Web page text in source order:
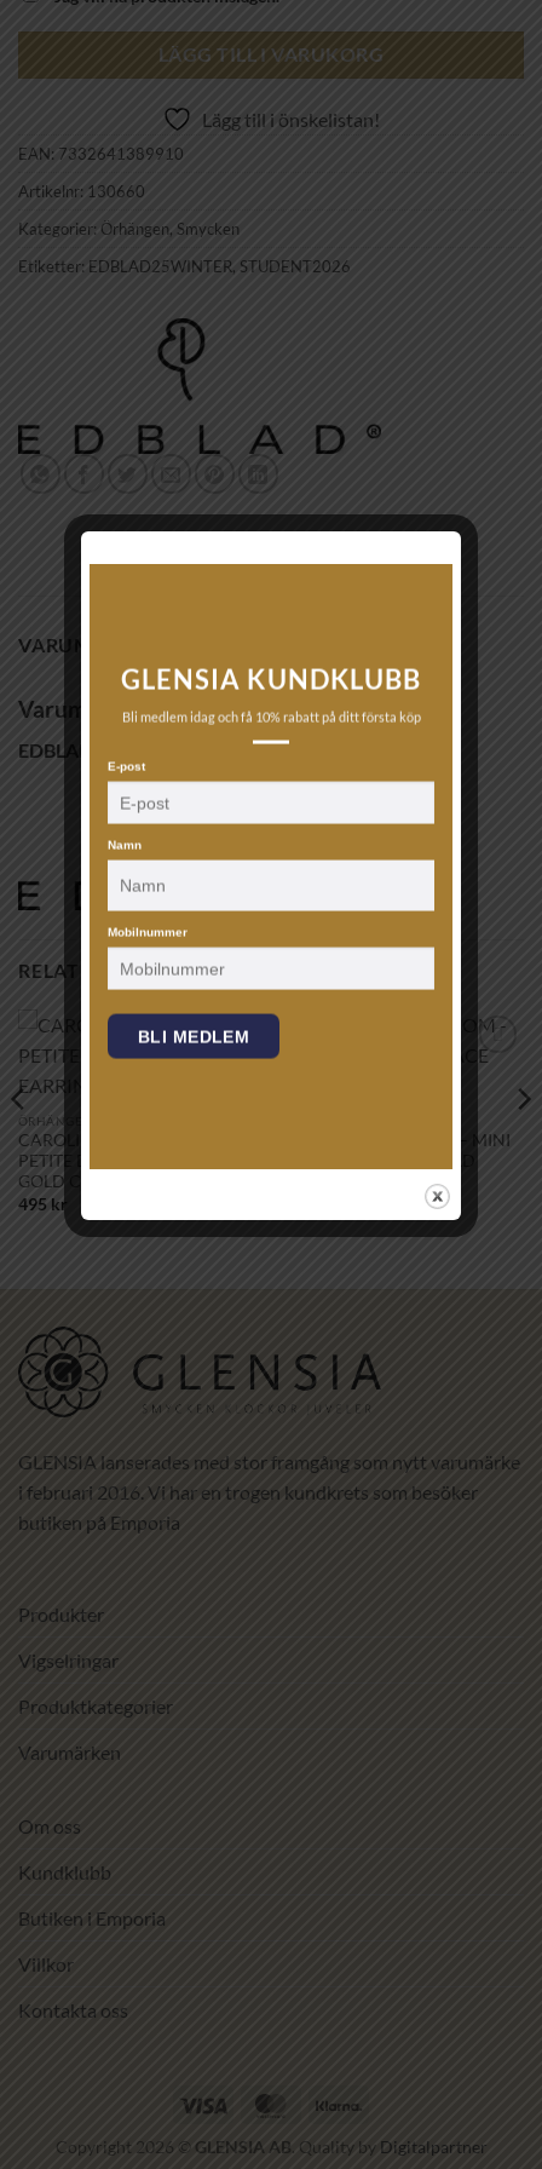
LÄGG TILL I VARUKORG
Lägg till i önskelistan!
EAN: 7332641389910
Artikelnr: 130660
Kategorier: Örhängen, Smycken
Etiketter: EDBLAD25WINTER, STUDENT2026
VARUMÄRKE
Varumärke
EDBLAD
RELATERADE PRODUKTER
ÖRHÄNGEN
CAROLINE SVEDBOM –
PETITE DROP STUD EARRINGS
GOLD CRYSTAL
495 kr
CAROLINE SVEDBOM – MINI
GLENSIA lanserades med stor framgång som nytt varumärke
i februari 2016. Vi har en trogen kundkrets som besöker
butiken på Emporia
Produkter
Vigselringar
Produktkategorier
Varumärken
Om oss
Kundklubb
Butiken i Emporia
Villkor
Kontakta oss
Visa MasterCard
Copyright 2026 © GLENSIA AB . Quality by Digitalpartner
GLENSIA KUNDKLUBB
Bli medlem idag och få 10% rabatt på ditt första köp
E-post
Namn
Mobilnummer
BLI MEDLEM